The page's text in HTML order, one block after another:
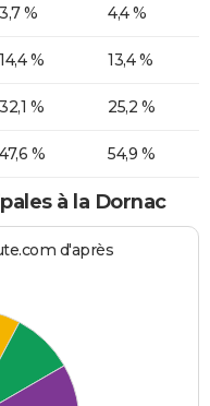
3,7 % 4,4 %
14,4 % 13,4 %
32,1 % 25,2 %
47,6 % 54,9 %
à la Dornac
d'après